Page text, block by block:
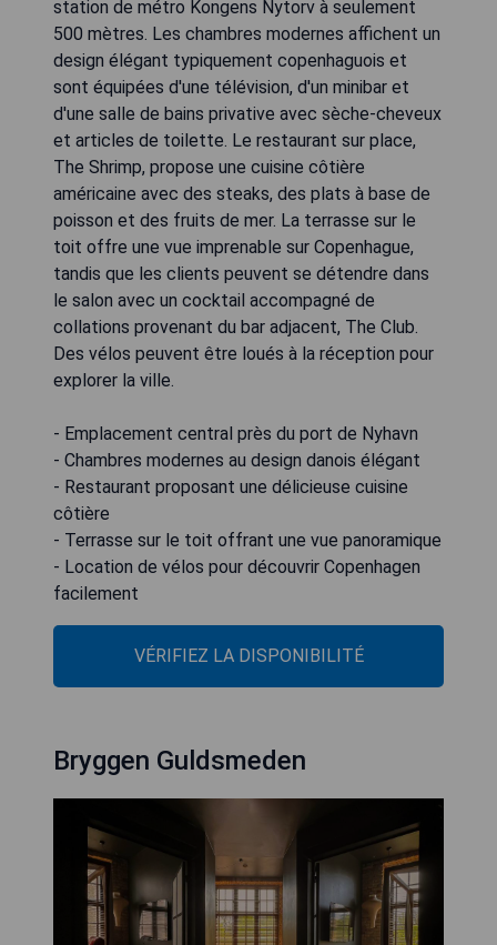
station de métro Kongens Nytorv à seulement
500 mètres. Les chambres modernes affichent un
design élégant typiquement copenhaguois et
sont équipées d'une télévision, d'un minibar et
d'une salle de bains privative avec sèche-cheveux
et articles de toilette. Le restaurant sur place,
The Shrimp, propose une cuisine côtière
américaine avec des steaks, des plats à base de
poisson et des fruits de mer. La terrasse sur le
toit offre une vue imprenable sur Copenhague,
tandis que les clients peuvent se détendre dans
le salon avec un cocktail accompagné de
collations provenant du bar adjacent, The Club.
Des vélos peuvent être loués à la réception pour
explorer la ville.
- Emplacement central près du port de Nyhavn
- Chambres modernes au design danois élégant
- Restaurant proposant une délicieuse cuisine
côtière
- Terrasse sur le toit offrant une vue panoramique
- Location de vélos pour découvrir Copenhagen
facilement
VÉRIFIEZ LA DISPONIBILITÉ
Bryggen Guldsmeden